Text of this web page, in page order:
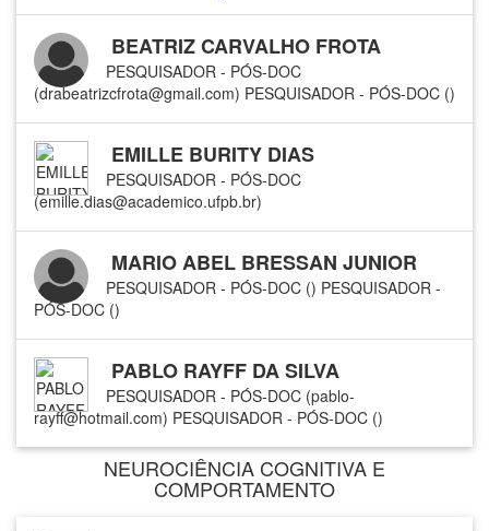
BEATRIZ CARVALHO FROTA
PESQUISADOR - PÓS-DOC
(drabeatrizcfrota@gmail.com) PESQUISADOR - PÓS-DOC ()
EMILLE BURITY DIAS
PESQUISADOR - PÓS-DOC
(emille.dias@academico.ufpb.br)
MARIO ABEL BRESSAN JUNIOR
PESQUISADOR - PÓS-DOC () PESQUISADOR -
PÓS-DOC ()
PABLO RAYFF DA SILVA
PESQUISADOR - PÓS-DOC (pablo-
rayff@hotmail.com) PESQUISADOR - PÓS-DOC ()
NEUROCIÊNCIA COGNITIVA E
COMPORTAMENTO